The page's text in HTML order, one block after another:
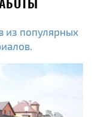
из популярных